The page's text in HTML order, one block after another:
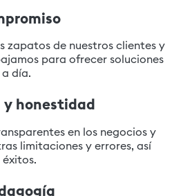
zapatos de nuestros clientes y
para ofrecer soluciones
día.
y honestidad
en los negocios y
limitaciones y errores, así